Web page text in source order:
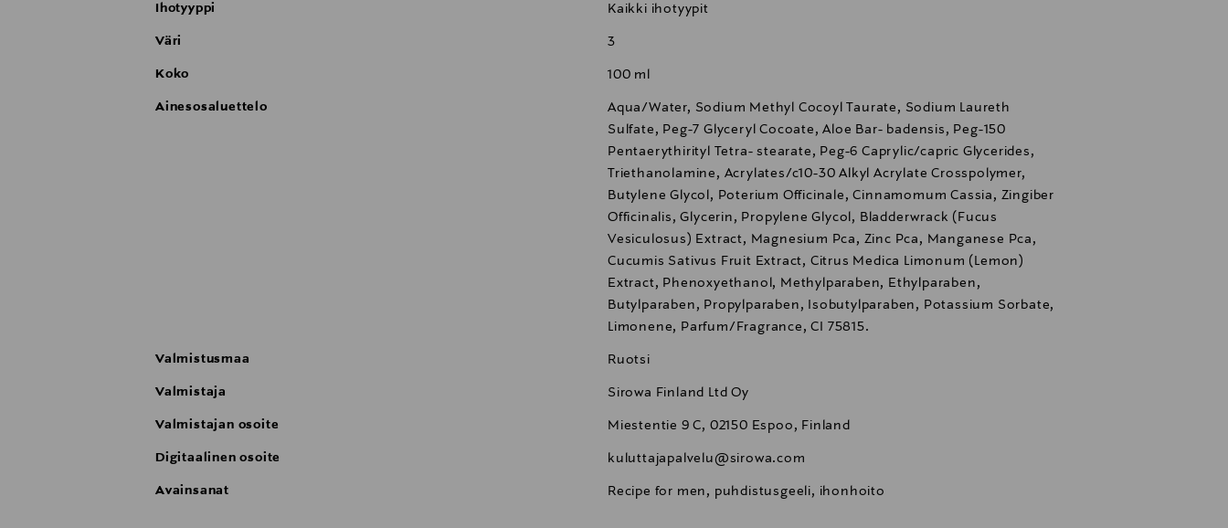
Ihotyyppi Kaikki ihotyypit
Väri 3
Koko 100 ml
Ainesosaluettelo
Aqua/Water, Sodium Methyl Cocoyl Taurate, Sodium Laureth
Sulfate, Peg-7 Glyceryl Cocoate, Aloe Bar- badensis, Peg-150
Pentaerythirityl Tetra- stearate, Peg-6 Caprylic/capric Glycerides,
Triethanolamine, Acrylates/c10-30 Alkyl Acrylate Crosspolymer,
Butylene Glycol, Poterium Officinale, Cinnamomum Cassia, Zingiber
Officinalis, Glycerin, Propylene Glycol, Bladderwrack (Fucus
Vesiculosus) Extract, Magnesium Pca, Zinc Pca, Manganese Pca,
Cucumis Sativus Fruit Extract, Citrus Medica Limonum (Lemon)
Extract, Phenoxyethanol, Methylparaben, Ethylparaben,
Butylparaben, Propylparaben, Isobutylparaben, Potassium Sorbate,
Limonene, Parfum/Fragrance, CI 75815.
Valmistusmaa Ruotsi
Valmistaja Sirowa Finland Ltd Oy
Valmistajan osoite Miestentie 9 C, 02150 Espoo, Finland
Digitaalinen osoite kuluttajapalvelu@sirowa.com
Avainsanat Recipe for men, puhdistusgeeli, ihonhoito